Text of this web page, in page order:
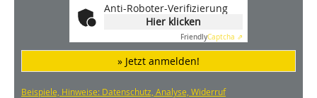
Anti-Roboter-Verifizierung
Hier klicken
FriendlyCaptcha ⇗
» Jetzt anmelden!
Beispiele, Hinweise: Datenschutz, Analyse, Widerruf